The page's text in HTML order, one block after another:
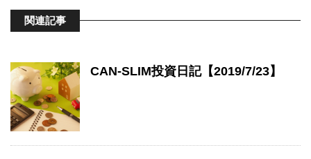
関連記事
CAN-SLIM投資日記【2019/7/23】